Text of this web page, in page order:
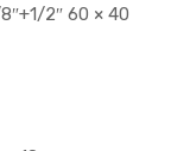
2″ 60 × 40